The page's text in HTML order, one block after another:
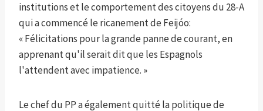
institutions et le comportement des citoyens du 28-A
qui a commencé le ricanement de Feijóo:
« Félicitations pour la grande panne de courant, en
apprenant qu'il serait dit que les Espagnols
l'attendent avec impatience. »
Le chef du PP a également quitté la politique de